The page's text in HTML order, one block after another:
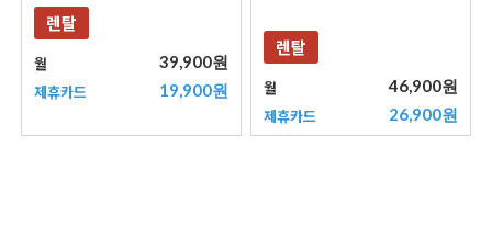
렌탈
월 39,900원
제휴카드 19,900원
렌탈
월 46,900원
제휴카드 26,900원